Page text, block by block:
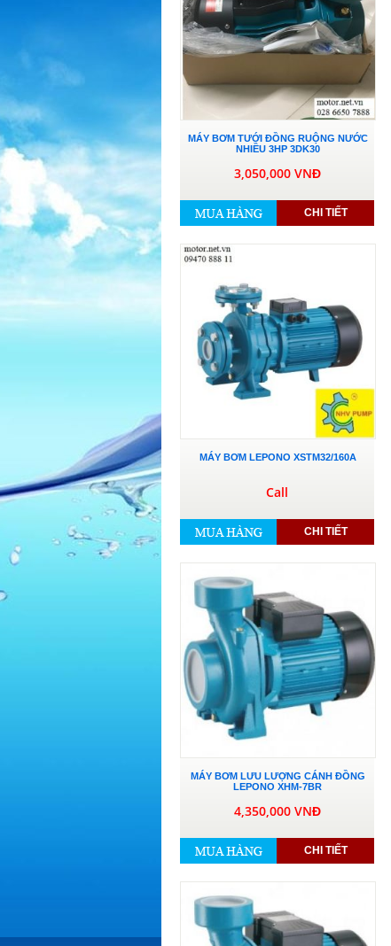
MÁY BƠM TƯỚI ĐỒNG RUỘNG NƯỚC
NHIỀU 3HP 3DK30
3,050,000 VNĐ
CHI TIẾT
MÁY BƠM LEPONO XSTM32/160A
Call
CHI TIẾT
MÁY BƠM LƯU LƯỢNG CÁNH ĐỒNG
LEPONO XHM-7BR
4,350,000 VNĐ
CHI TIẾT